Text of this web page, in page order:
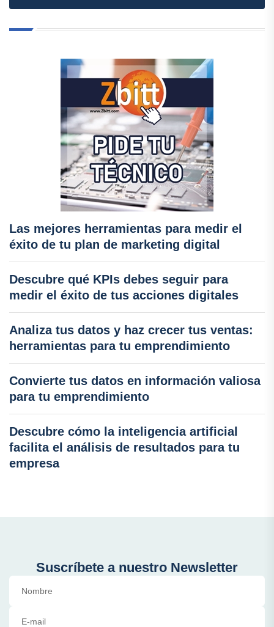
Las mejores herramientas para medir el
éxito de tu plan de marketing digital
Descubre qué KPIs debes seguir para
medir el éxito de tus acciones digitales
Analiza tus datos y haz crecer tus ventas:
herramientas para tu emprendimiento
Convierte tus datos en información valiosa
para tu emprendimiento
Descubre cómo la inteligencia artificial
facilita el análisis de resultados para tu
empresa
Suscríbete a nuestro Newsletter